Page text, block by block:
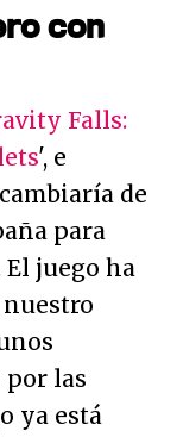
con
Falls:
', e
de
para
juego ha
nuestro
por las
ya está